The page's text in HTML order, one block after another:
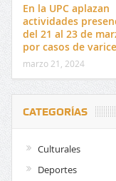
En la UPC aplazan
actividades
del 21 al 23 de
por casos de
marzo 21, 2024
CATEGORÍAS
Culturales
Deportes